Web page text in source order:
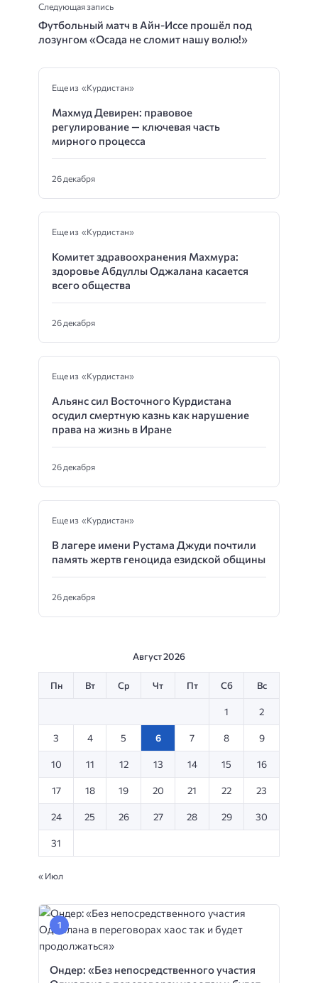
Следующая запись
Футбольный матч в Айн-Иссе прошёл под
лозунгом «Осада не сломит нашу волю!»
Еще из «Курдистан»
Махмуд Девирен: правовое
регулирование — ключевая часть
мирного процесса
26 декабря
Еще из «Курдистан»
Комитет здравоохранения Махмура:
здоровье Абдуллы Оджалана касается
всего общества
26 декабря
Еще из «Курдистан»
Альянс сил Восточного Курдистана
осудил смертную казнь как нарушение
права на жизнь в Иране
26 декабря
Еще из «Курдистан»
В лагере имени Рустама Джуди почтили
память жертв геноцида езидской общины
26 декабря
Август 2026
Пн Вт Ср Чт Пт Сб Вс
1 2
3 4 5 6 7 8 9
10 11 12 13 14 15 16
17 18 19 20 21 22 23
24 25 26 27 28 29 30
31
« Июл
Ондер: «Без непосредственного участия